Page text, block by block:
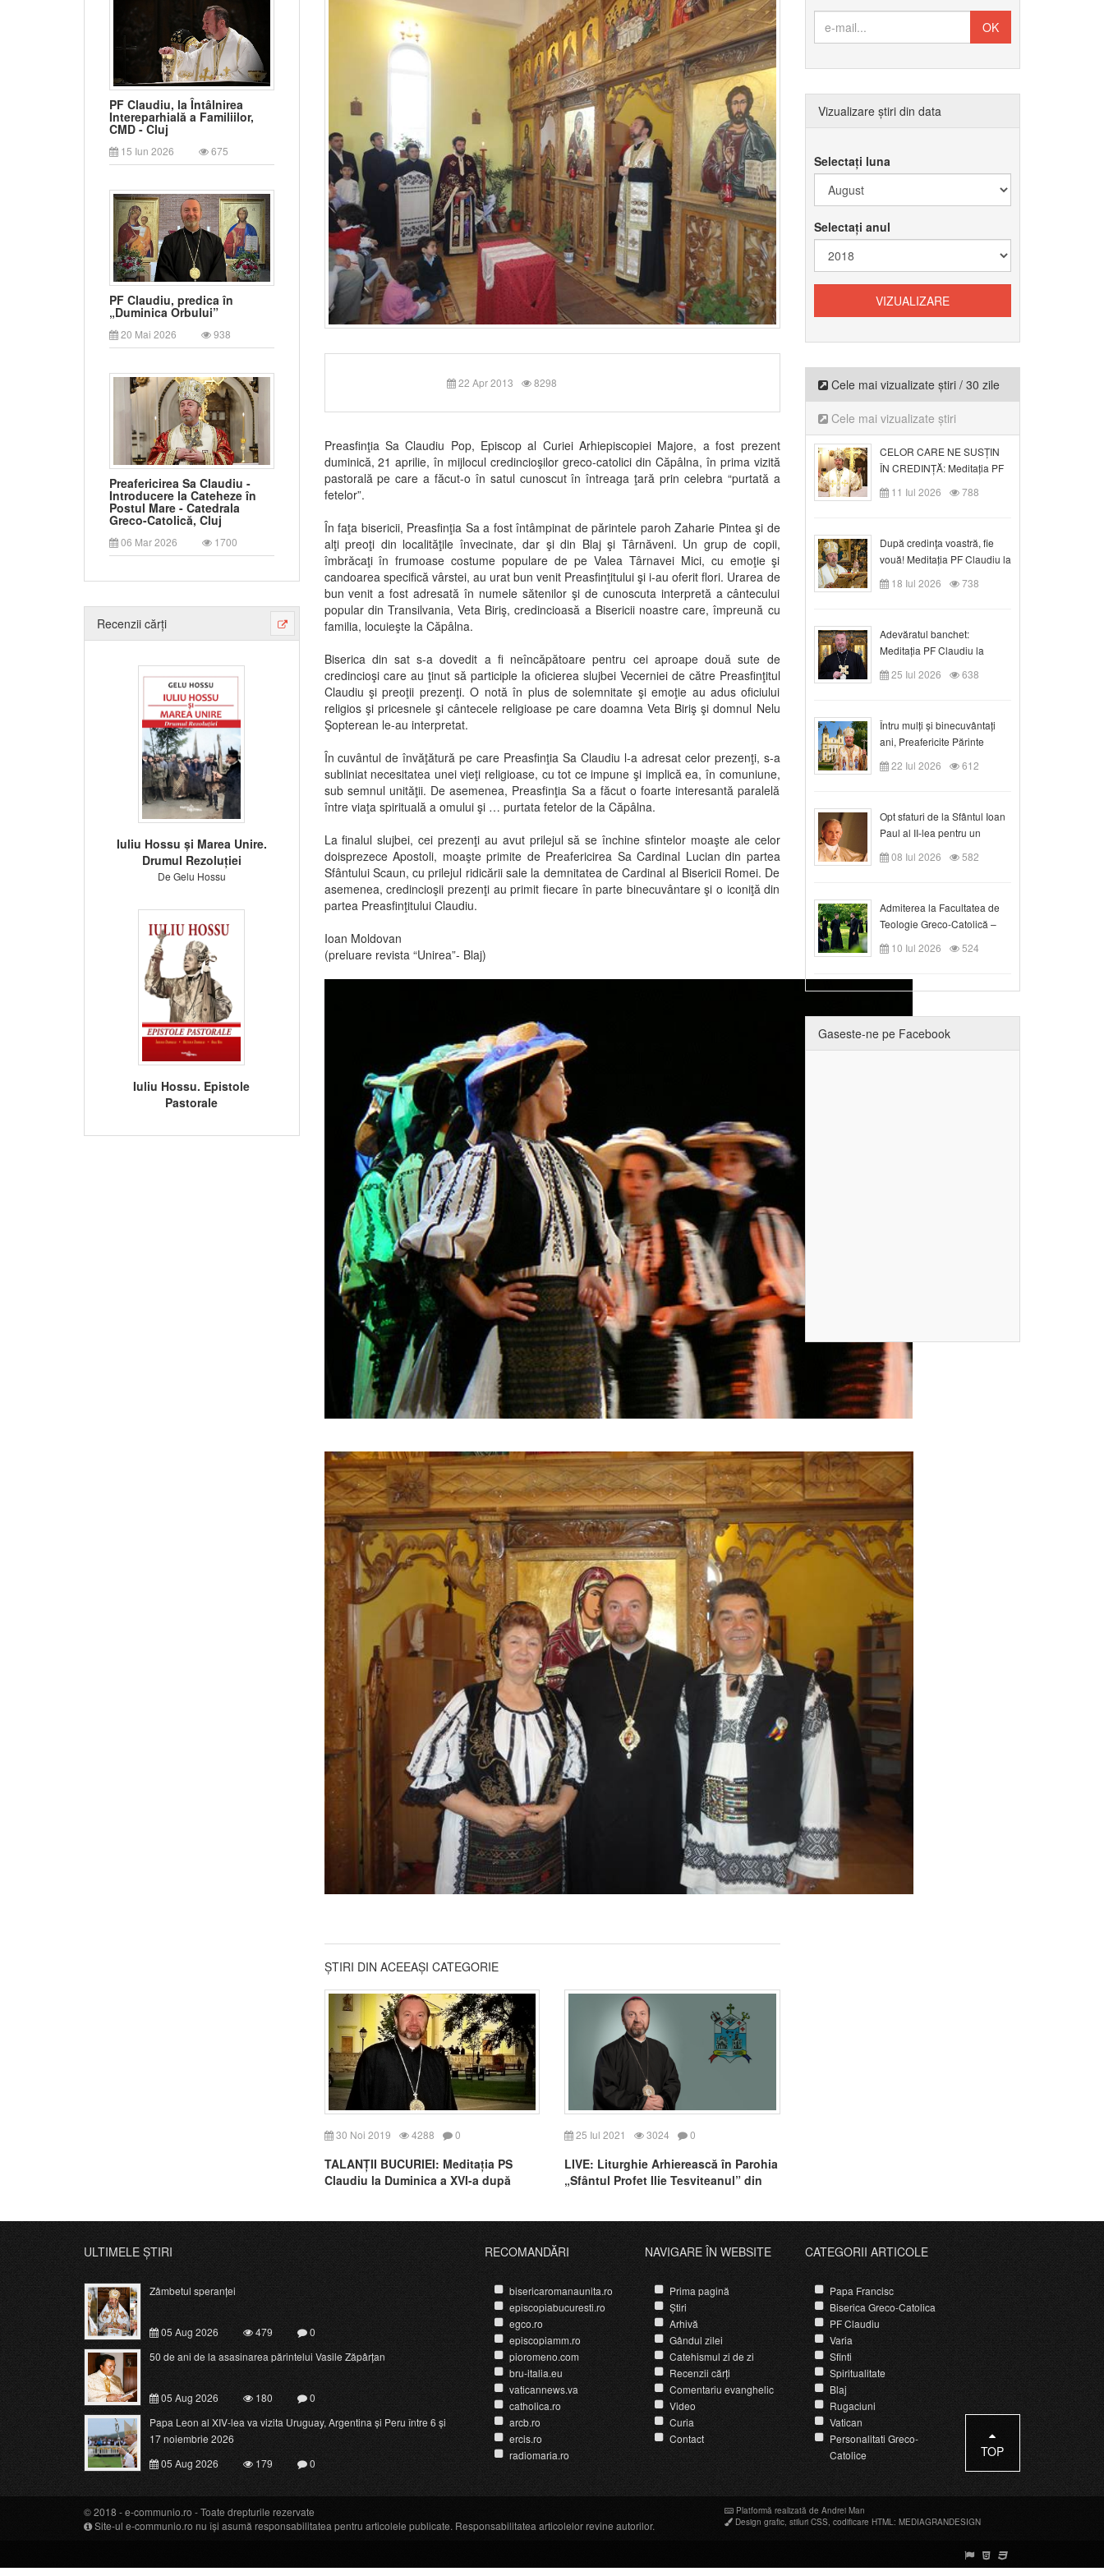
PF Claudiu, la Întâlnirea
Intereparhială a Familiilor,
CMD - Cluj
15 Iun 2026 675
PF Claudiu, predica în
„Duminica Orbului”
20 Mai 2026 938
Preafericirea Sa Claudiu -
Introducere la Cateheze în
Postul Mare - Catedrala
Greco-Catolică, Cluj
06 Mar 2026 1700
Recenzii cărți
Iuliu Hossu și Marea Unire.
Drumul Rezoluției
De Gelu Hossu
Iuliu Hossu. Epistole
Pastorale
22 Apr 2013 8298
Preasfinţia Sa Claudiu Pop, Episcop al Curiei Arhiepiscopiei Majore, a fost prezent
duminică, 21 aprilie, în mijlocul credincioşilor greco-catolici din Căpâlna, în prima vizită
pastorală pe care a făcut-o în satul cunoscut în întreaga ţară prin celebra “purtată a
fetelor”.
În faţa bisericii, Preasfinţia Sa a fost întâmpinat de părintele paroh Zaharie Pintea şi de
alţi preoţi din localităţile învecinate, dar şi din Blaj şi Târnăveni. Un grup de copii,
îmbrăcaţi în frumoase costume populare de pe Valea Târnavei Mici, cu emoţie şi
candoarea specifică vârstei, au urat bun venit Preasfinţitului şi i-au oferit flori. Urarea de
bun venit a fost adresată în numele sătenilor şi de cunoscuta interpretă a cântecului
popular din Transilvania, Veta Biriş, credincioasă a Bisericii noastre care, împreună cu
familia, locuieşte la Căpâlna.
Biserica din sat s-a dovedit a fi neîncăpătoare pentru cei aproape două sute de
credincioşi care au ţinut să participle la oficierea slujbei Vecerniei de către Preasfinţitul
Claudiu şi preoţii prezenţi. O notă în plus de solemnitate şi emoţie au adus oficiului
religios şi pricesnele şi cântecele religioase pe care doamna Veta Biriş şi domnul Nelu
Şopterean le-au interpretat.
În cuvântul de învăţătură pe care Preasfinţia Sa Claudiu l-a adresat celor prezenţi, s-a
subliniat necesitatea unei vieţi religioase, cu tot ce impune şi implică ea, în comuniune,
sub semnul unităţii. De asemenea, Preasfinţia Sa a făcut o foarte interesantă paralelă
între viaţa spirituală a omului şi … purtata fetelor de la Căpâlna.
La finalul slujbei, cei prezenţi au avut prilejul să se închine sfintelor moaşte ale celor
doisprezece Apostoli, moaşte primite de Preafericirea Sa Cardinal Lucian din partea
Sfântului Scaun, cu prilejul ridicării sale la demnitatea de Cardinal al Bisericii Romei. De
asemenea, credincioşii prezenţi au primit fiecare în parte binecuvântare şi o iconiţă din
partea Preasfinţitului Claudiu.
Ioan Moldovan
(preluare revista “Unirea”- Blaj)
ȘTIRI DIN ACEEAȘI CATEGORIE
30 Noi 2019 4288 0
TALANȚII BUCURIEI: Meditația PS
Claudiu la Duminica a XVI-a după
25 Iul 2021 3024 0
LIVE: Liturghie Arhierească în Parohia
„Sfântul Profet Ilie Tesviteanul” din
Vizualizare știri din data
Selectați luna
Selectați anul
Cele mai vizualizate știri / 30 zile
Cele mai vizualizate știri
CELOR CARE NE SUSȚIN
ÎN CREDINȚĂ: Meditația PF
Claudiu la Duminica a VI-a
după Rusalii
11 Iul 2026 788
După credinţa voastră, fie
vouă! Meditația PF Claudiu la
duminica a VII-a după Rusalii
18 Iul 2026 738
Adevăratul banchet:
Meditația PF Claudiu la
Duminica a VIII-a după
Rusalii
25 Iul 2026 638
Întru mulți și binecuvântați
ani, Preafericite Părinte
Claudiu!
22 Iul 2026 612
Opt sfaturi de la Sfântul Ioan
Paul al II-lea pentru un
creștin
08 Iul 2026 582
Admiterea la Facultatea de
Teologie Greco-Catolică –
Departamentul Blaj în anul
universitar 2026/2027
10 Iul 2026 524
Gaseste-ne pe Facebook
ULTIMELE ȘTIRI
Zâmbetul speranței
05 Aug 2026 479
0
50 de ani de la asasinarea părintelui Vasile Zăpârțan
05 Aug 2026 180
0
Papa Leon al XIV-lea va vizita Uruguay, Argentina și Peru între 6 și
17 noiembrie 2026
05 Aug 2026
179 0
RECOMANDĂRI
bisericaromanaunita.ro
episcopiabucuresti.ro
egco.ro
episcopiamm.ro
pioromeno.com
bru-italia.eu
vaticannews.va
catholica.ro
arcb.ro
ercis.ro
radiomaria.ro
NAVIGARE ÎN WEBSITE
Prima pagină
Știri
Arhivă
Gândul zilei
Catehismul zi de zi
Recenzii cărți
Comentariu evanghelic
Video
Curia
Contact
CATEGORII ARTICOLE
Papa Francisc
Biserica Greco-Catolica
PF Claudiu
Varia
Sfinti
Spiritualitate
Blaj
Rugaciuni
Vatican
Personalitati Greco-
Catolice
TOP
© 2018 -e-communio.ro - Toate drepturile rezervate
Site-ul e-communio.ro nu își asumă responsabilitatea pentru articolele publicate. Responsabilitatea articolelor revine autorilor.
Platformă realizată de Andrei Man
Design grafic, stiluri CSS, codificare HTML: MEDIAGRANDESIGN